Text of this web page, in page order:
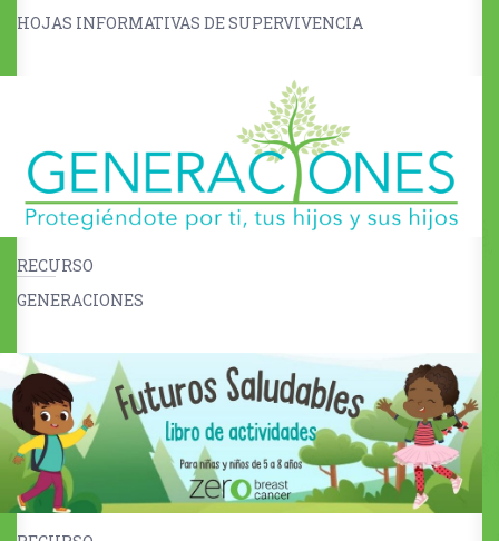
HOJAS INFORMATIVAS DE SUPERVIVENCIA
RECURSO
GENERACIONES